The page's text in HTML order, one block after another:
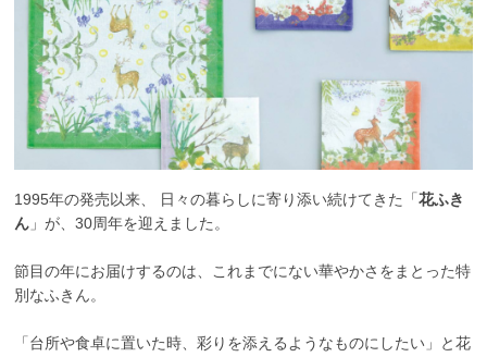
1995年の発売以来、 日々の暮らしに寄り添い続けてきた「花ふき
ん 」が、30周年を迎えました。
節目の年にお届けするのは、これまでにない華やかさをまとった特
別なふきん。
「台所や食卓に置いた時、彩りを添えるようなものにしたい」と花